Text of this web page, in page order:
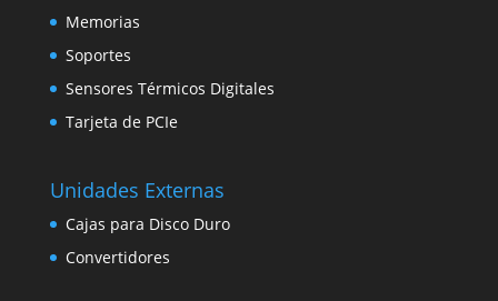
Memorias
Soportes
Sensores Térmicos Digitales
Tarjeta de PCIe
Unidades Externas
Cajas para Disco Duro
Convertidores